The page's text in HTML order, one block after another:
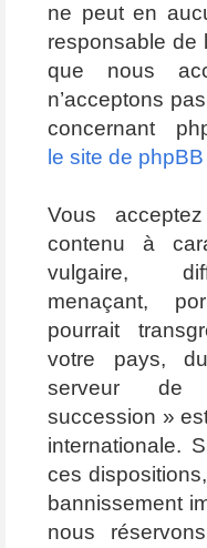
ne peut en
responsable de
que nous
n’acceptons
concernant
le site de phpBB
Vous
contenu à
vulgaire,
menaçant,
pourrait
votre pays,
serveur de
succession »
internationale.
ces
bannissement
nous